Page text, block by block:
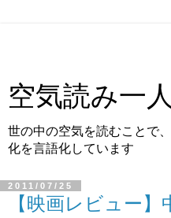
空気読み一
世の中の空気を読むことで
化を言語化しています
2011/07/25
【映画レビュー